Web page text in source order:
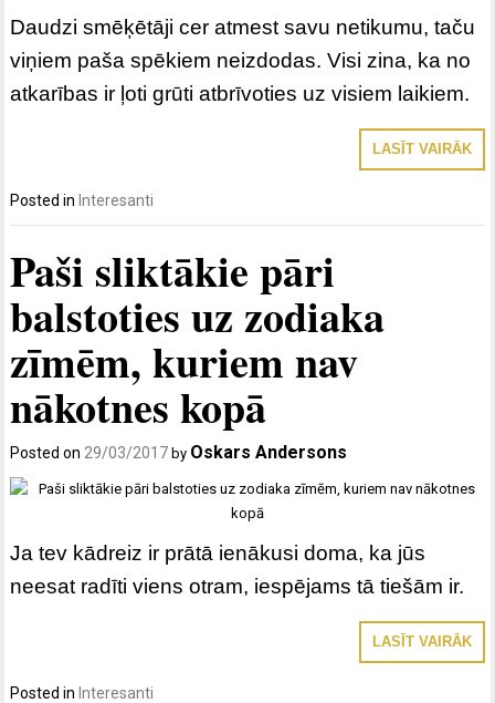
Daudzi smēķētāji cer atmest savu netikumu, taču
viņiem paša spēkiem neizdodas. Visi zina, ka no
atkarības ir ļoti grūti atbrīvoties uz visiem laikiem.
LASĪT VAIRĀK
Posted in Interesanti
Paši sliktākie pāri
balstoties uz zodiaka
zīmēm, kuriem nav
nākotnes kopā
Posted on 29/03/2017 by Oskars Andersons
Ja tev kādreiz ir prātā ienākusi doma, ka jūs
neesat radīti viens otram, iespējams tā tiešām ir.
LASĪT VAIRĀK
Posted in Interesanti